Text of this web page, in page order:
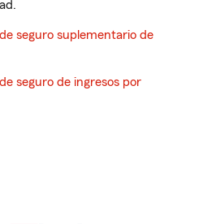
seguro suplementario de
seguro de ingresos por